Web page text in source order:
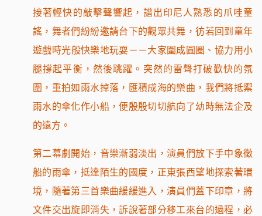
接著輕快的敲擊聲響起，譜出印尼人熟悉的爪哇童
謠，舞者們紛紛邀請台下的觀眾共舞，彷若回到童年
遊戲時光般快樂地玩耍－－大家圍成圓圈、協力用小
腿撐起平衡，然後跳躍。突然的雷聲打破歡快的氛
圍，重拍如雨水掉落，匯積成海的樂曲，我們將抵禦
雨水的傘化作小船，便殷殷切切航向了幼時無法企及
的遠方。
第二幕劇開始，音樂漸弱淡出，演員們放下手中象徵
船的雨傘，抵達陌生的國度，正東張西望地探索著環
境，隨著第三首樂曲緩緩進入，演員們蓋下印章，將
文件交出旋即消失，訴說著部分移工來台的過程，必